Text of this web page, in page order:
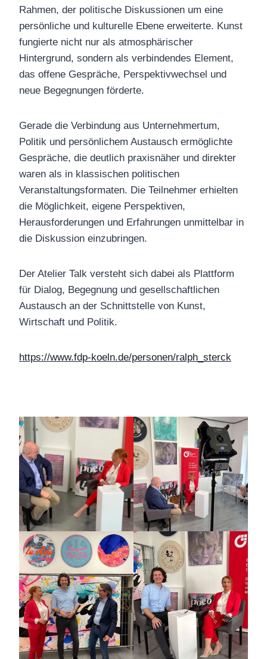
Rahmen, der politische Diskussionen um eine
persönliche und kulturelle Ebene erweiterte. Kunst
fungierte nicht nur als atmosphärischer
Hintergrund, sondern als verbindendes Element,
das offene Gespräche, Perspektivwechsel und
neue Begegnungen förderte.
Gerade die Verbindung aus Unternehmertum,
Politik und persönlichem Austausch ermöglichte
Gespräche, die deutlich praxisnäher und direkter
waren als in klassischen politischen
Veranstaltungsformaten. Die Teilnehmer erhielten
die Möglichkeit, eigene Perspektiven,
Herausforderungen und Erfahrungen unmittelbar in
die Diskussion einzubringen.
Der Atelier Talk versteht sich dabei als Plattform
für Dialog, Begegnung und gesellschaftlichen
Austausch an der Schnittstelle von Kunst,
Wirtschaft und Politik.
https://www.fdp-koeln.de/personen/ralph_sterck